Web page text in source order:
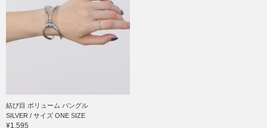
結び目 ボリューム バングル
SILVER / サイズ ONE SIZE
¥1,595